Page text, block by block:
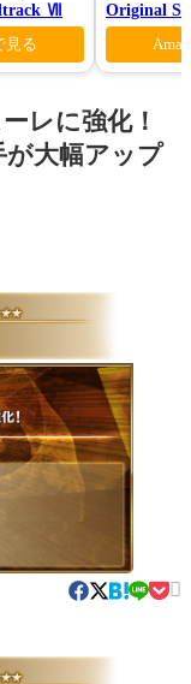
Ⅶ
見る
Original
VI(初回仕
レに強化！
が大幅アップ
